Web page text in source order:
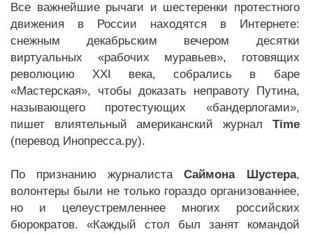
Все важнейшие рычаги и шестеренки протестного
движения в России находятся в Интернете:
снежным декабрьским вечером десятки
виртуальных «рабочих муравьев», готовящих
революцию XXI века, собрались в баре
«Мастерская», чтобы доказать неправоту Путина,
называющего протестующих «бандерлогами»,
пишет влиятельный американский журнал Time
(перевод Инопресса.ру).
По признанию журналистаСаймона Шустера,
волонтеры были не только гораздо организованнее,
но и целеустремленнее многих российских
бюрократов. «Каждый стол был занят командой